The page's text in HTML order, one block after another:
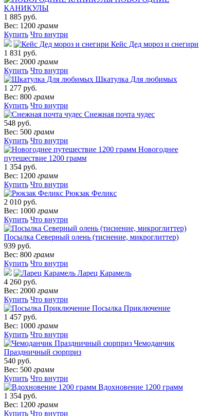
КАНИКУЛЫ
1 885 руб.
Вес: 1200 грамм
Купить Что внутри
Кейс Дед мороз и снегири
1 831 руб.
Вес: 2000 грамм
Купить Что внутри
Шкатулка Для любимых
1 277 руб.
Вес: 800 грамм
Купить Что внутри
Снежная почта чудес
548 руб.
Вес: 500 грамм
Купить Что внутри
Новогоднее
путешествие 1200 грамм
1 354 руб.
Вес: 1200 грамм
Купить Что внутри
Рюкзак Феликс
2 010 руб.
Вес: 1000 грамм
Купить Что внутри
Посылка Северный олень (тиснение, микроглиттер)
939 руб.
Вес: 800 грамм
Купить Что внутри
Ларец Карамель
4 260 руб.
Вес: 2000 грамм
Купить Что внутри
Посылка Приключение
1 457 руб.
Вес: 1000 грамм
Купить Что внутри
Чемоданчик
Праздничный сюрприз
540 руб.
Вес: 500 грамм
Купить Что внутри
Вдохновение 1200 грамм
1 354 руб.
Вес: 1200 грамм
Купить Что внутри